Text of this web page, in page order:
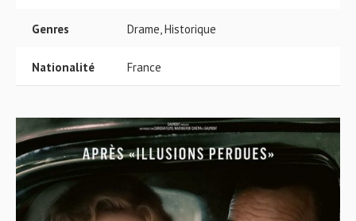
Genres Drame, Historique
Nationalité France